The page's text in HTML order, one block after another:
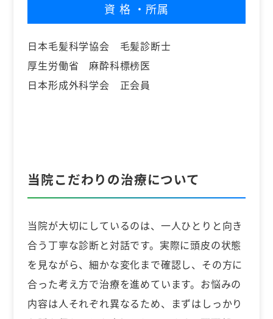
資格 ・所属
日本毛髪科学協会 毛髪診断士
厚生労働省 麻酔科標榜医
日本形成外科学会 正会員
当院こだわりの治療について
当院が大切にしているのは、一人ひとりと向き
合う丁寧な診断と対話です。実際に頭皮の状態
を見ながら、細かな変化まで確認し、その方に
合った考え方で治療を進めています。お悩みの
内容は人それぞれ異なるため、まずはしっかり